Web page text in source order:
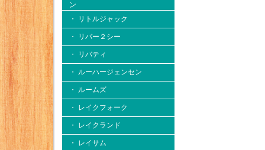
ン
・ リトルジャック
・ リバー２シー
・ リバティ
・ ルーハージェンセン
・ ルームズ
・ レイクフォーク
・ レイクランド
・ レイサム